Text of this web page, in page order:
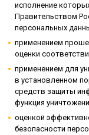
исполнение
Правительством
персональных
применением
оценки
применением для
в установленном
средств защиты
функция
оценкой
безопасности